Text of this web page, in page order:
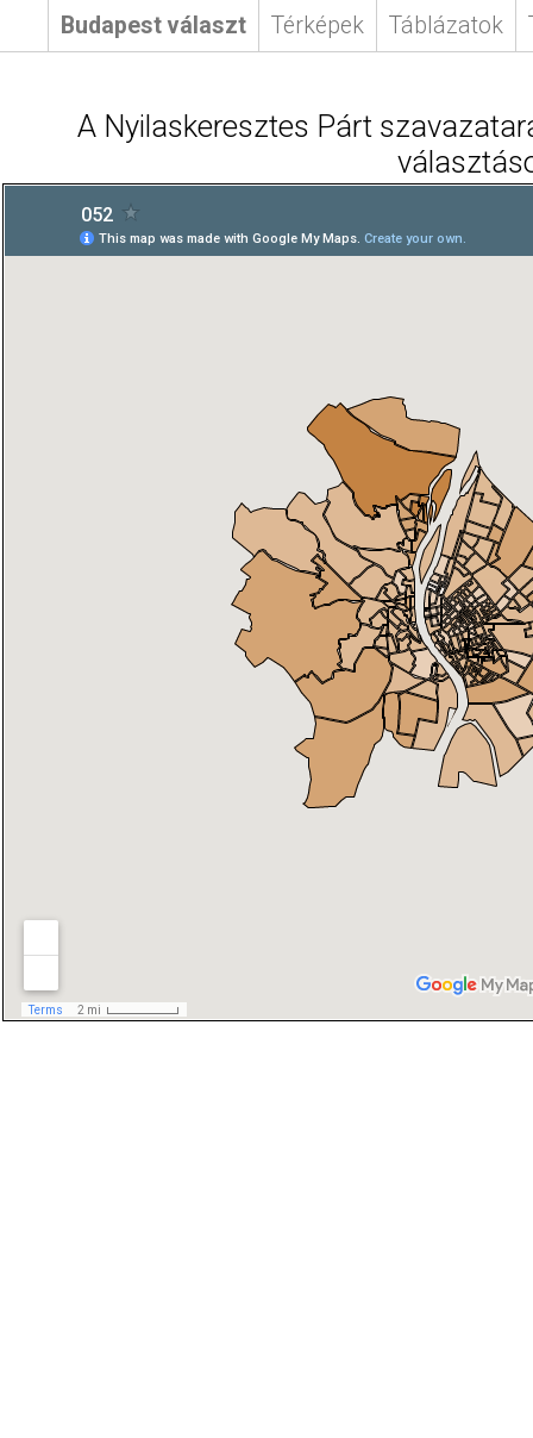
Budapest választ Térképek Táblázatok
A Nyilaskeresztes Párt